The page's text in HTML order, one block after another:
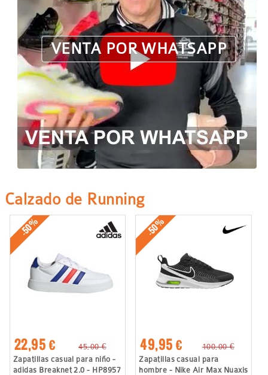
VENTA POR WHATSAPP
Calzado de Running
-50%
22,95 €
45,00 €
Zapatillas casual para niño -
adidas Breaknet 2.0 - HP8957
-50%
49,95 €
100,00 €
Zapatillas casual para
hombre - Nike Air Max Nuaxis